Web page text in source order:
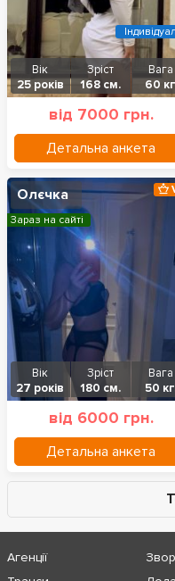
Вік
25 років
Зріст
168 см.
Вага
60
від 7000 грн.
Детальна анкета
Олєчка
Вік
27 років
Зріст
180 см.
Вага
50
від 6000 грн.
Детальна анкета
Зараз на сайті
Агенції